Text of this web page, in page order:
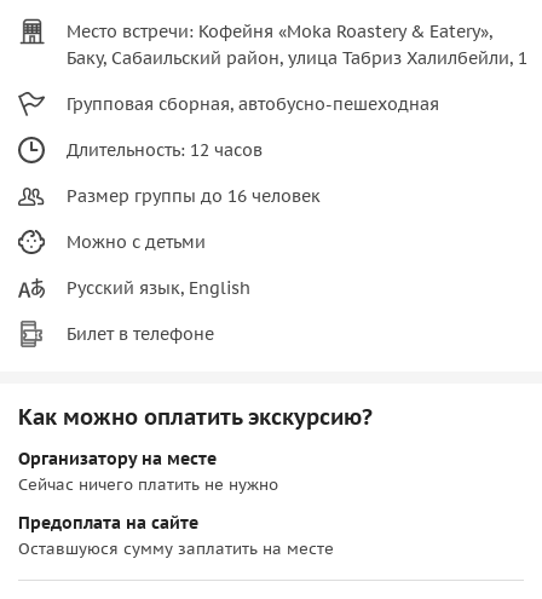
Место встречи: Кофейня «Moka Roastery & Eatery»,
Баку, Сабаильский район, улица Табриз Халилбейли, 1
Групповая сборная, автобусно-пешеходная
Длительность: 12 часов
Размер группы до 16 человек
Можно с детьми
Русский язык, English
Билет в телефоне
Как можно оплатить экскурсию?
Организатору на месте
Сейчас ничего платить не нужно
Предоплата на сайте
Оставшуюся сумму заплатить на месте